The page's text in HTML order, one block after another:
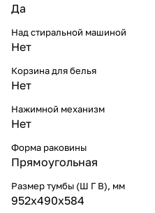
Да
Над стиральной машиной
Нет
Корзина для белья
Нет
Нажимной механизм
Нет
Форма раковины
Прямоугольная
Размер тумбы (Ш Г В), мм
952х490х584